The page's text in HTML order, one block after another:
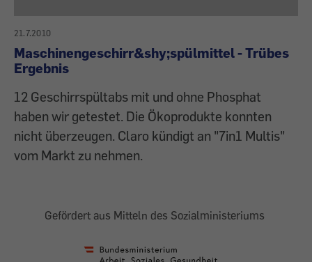
21.7.2010
Maschinengeschirr&shy;spülmittel - Trübes
Ergebnis
12 Geschirrspültabs mit und ohne Phosphat
haben wir getestet. Die Ökoprodukte konnten
nicht überzeugen. Claro kündigt an "7in1 Multis"
vom Markt zu nehmen.
Gefördert aus Mitteln des Sozialministeriums